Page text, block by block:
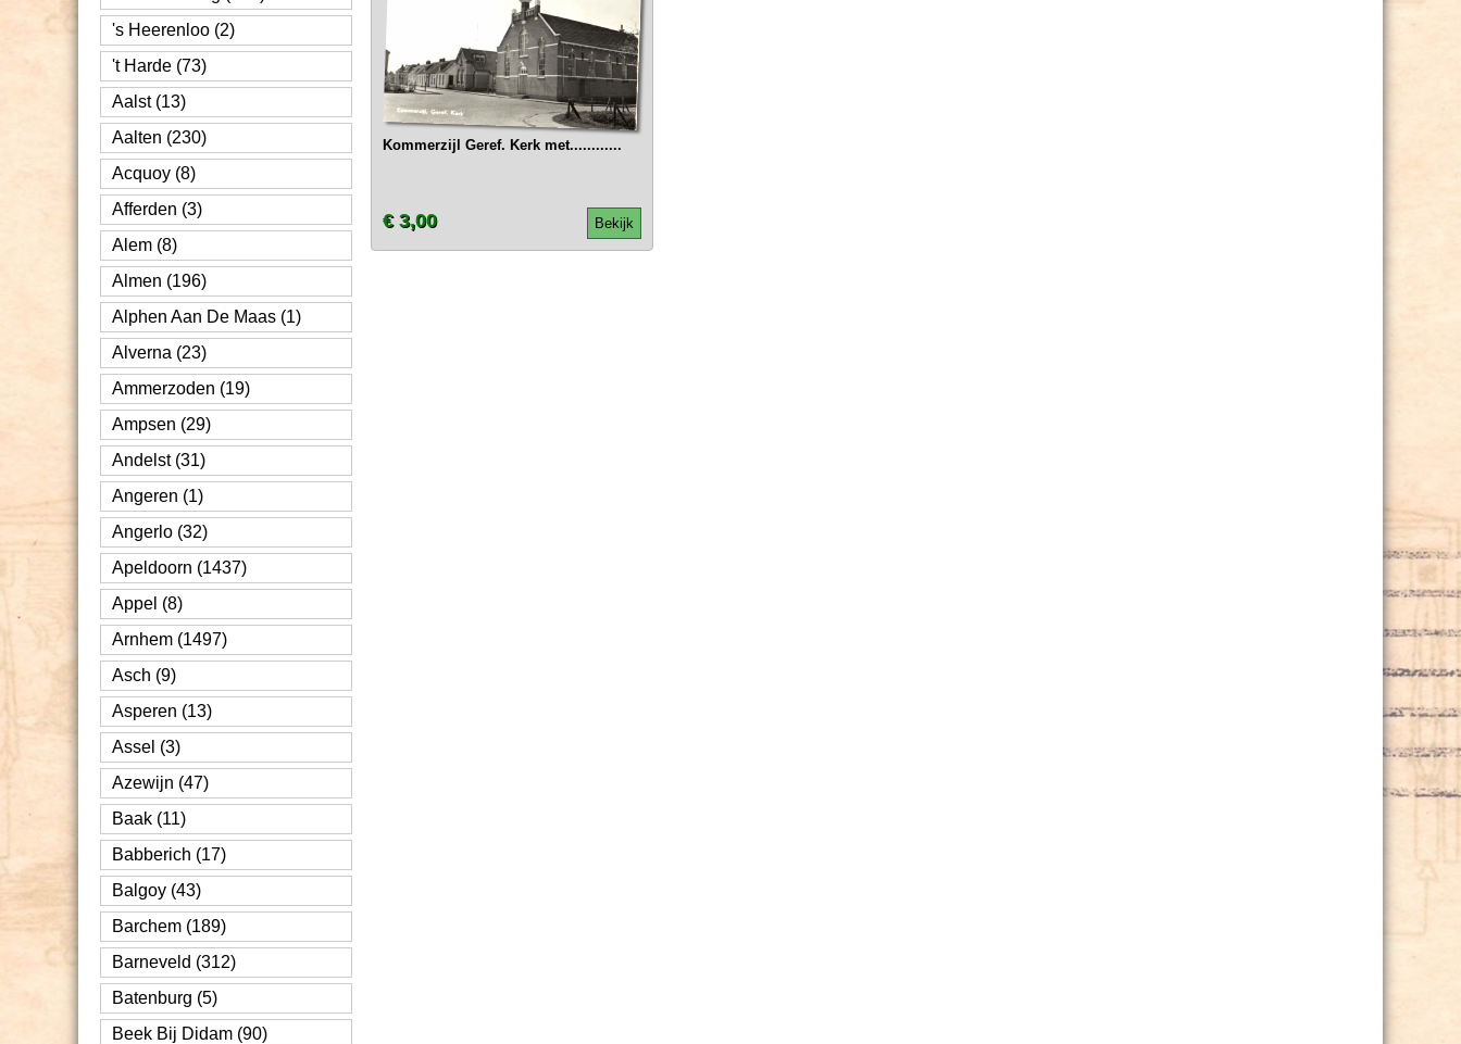
's Heerenloo (2)
't Harde (73)
Aalst (13)
Aalten (230)
Acquoy (8)
Afferden (3)
Alem (8)
Almen (196)
Alphen Aan De Maas (1)
Alverna (23)
Ammerzoden (19)
Ampsen (29)
Andelst (31)
Angeren (1)
Angerlo (32)
Apeldoorn (1437)
Appel (8)
Arnhem (1497)
Asch (9)
Asperen (13)
Assel (3)
Azewijn (47)
Baak (11)
Babberich (17)
Balgoy (43)
Barchem (189)
Barneveld (312)
Batenburg (5)
Beek Bij Didam (90)
Kommerzijl Geref. Kerk met............
Bekijk
€ 3,00